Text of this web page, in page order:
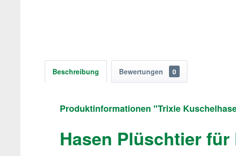
Beschreibung Bewertungen 0
Produktinformationen "Trixie
Hasen Plüschtier für